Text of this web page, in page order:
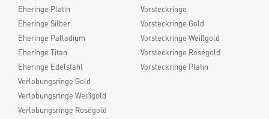
Eheringe Platin
Eheringe Silber
Eheringe Palladium
Eheringe Titan
Eheringe Edelstahl
Verlobungsringe Gold
Verlobungsringe Weißgold
Verlobungsringe Roségold
Vorsteckringe
Vorsteckringe Gold
Vorsteckringe Weißgold
Vorsteckringe Roségold
Vorsteckringe Platin